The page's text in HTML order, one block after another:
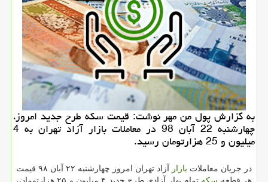
به گزارش پول من مهر نوشت: قیمت سكه طرح جدید امروز،
چهارشنبه 22 آبان 98 در معاملات بازار آزاد تهران به 4
میلیون و 25 هزارتومان رسید.
در جریان معاملات بازار
آزاد تهران امروز چهارشنبه ۲۲ آبان ۹۸ قیمت
هر قطعه سكه
تمام بهار آزادی طرح جدید ۴ میلیون و ۲۵ هزارتومان،